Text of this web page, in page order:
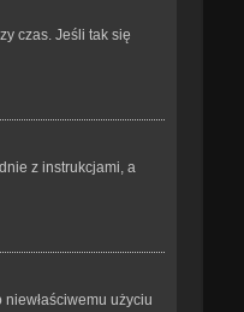
czas. Jeśli tak się
z instrukcjami, a
użyciu